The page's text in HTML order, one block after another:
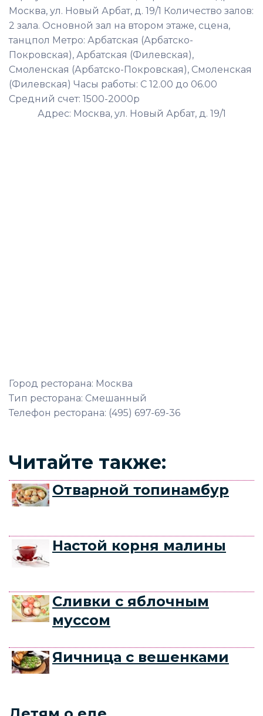
Москва, ул. Новый Арбат, д. 19/1 Количество залов:
2 зала. Основной зал на втором этаже, сцена,
танцпол Метро: Арбатская (Арбатско-
Покровская), Арбатская (Филевская),
Смоленская (Арбатско-Покровская), Смоленская
(Филевская) Часы работы: С 12.00 до 06.00
Средний счет: 1500-2000р
Адрес: Москва, ул. Новый Арбат, д. 19/1
Город ресторана: Москва
Тип ресторана: Смешанный
Телефон ресторана: (495) 697-69-36
Читайте также:
Отварной топинамбур
Настой корня малины
Сливки с яблочным
муссом
Яичница с вешенками